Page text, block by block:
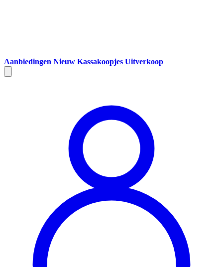
Aanbiedingen Nieuw Kassakoopjes Uitverkoop